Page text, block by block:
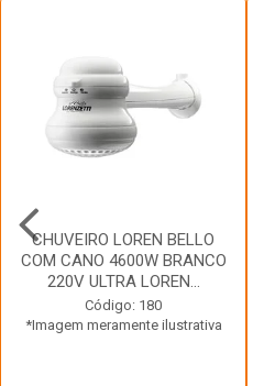
CHUVEIRO LOREN BELLO
COM CANO 4600W BRANCO
220V ULTRA LOREN...
Código: 180
*Imagem meramente ilustrativa